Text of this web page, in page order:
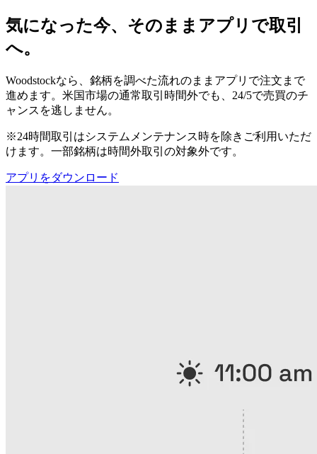
気になった今、そのままアプリで取引
へ。
Woodstockなら、銘柄を調べた流れのままアプリで注文まで
進めます。米国市場の通常取引時間外でも、24/5で売買のチ
ャンスを逃しません。
※24時間取引はシステムメンテナンス時を除きご利用いただ
けます。一部銘柄は時間外取引の対象外です。
アプリをダウンロード